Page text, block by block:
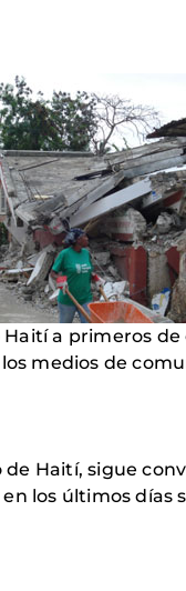
a primeros
medios de
Haití, sigue
los últimos días